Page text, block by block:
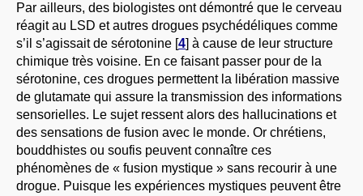
Par ailleurs, des biologistes ont démontré que le cerveau
réagit au LSD et autres drogues psychédéliques comme
s’il s’agissait de sérotonine [4] à cause de leur structure
chimique très voisine. En ce faisant passer pour de la
sérotonine, ces drogues permettent la libération massive
de glutamate qui assure la transmission des informations
sensorielles. Le sujet ressent alors des hallucinations et
des sensations de fusion avec le monde. Or chrétiens,
bouddhistes ou soufis peuvent connaître ces
phénomènes de « fusion mystique » sans recourir à une
drogue. Puisque les expériences mystiques peuvent être